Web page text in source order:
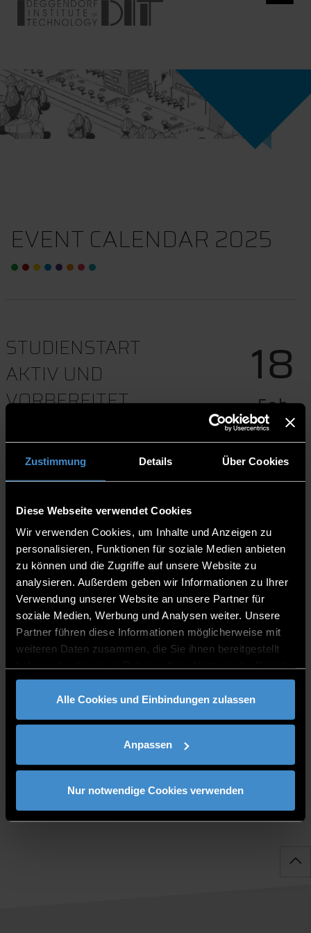
Zustimmung Details Über Cookies
Diese Webseite verwendet Cookies
Wir verwenden Cookies, um Inhalte und Anzeigen zu
personalisieren, Funktionen für soziale Medien anbieten
zu können und die Zugriffe auf unsere Website zu
analysieren. Außerdem geben wir Informationen zu Ihrer
Verwendung unserer Website an unsere Partner für
soziale Medien, Werbung und Analysen weiter. Unsere
Partner führen diese Informationen möglicherweise mit
weiteren Daten zusammen, die Sie ihnen bereitgestellt
gesammelt haben.
Alle Cookies und Einbindungen zulassen
Anpassen
Nur notwendige Cookies verwenden
EVENT CALENDAR 2025
STUDIENSTART
AKTIV UND
VORBEREITET
15:00-16:30
MS TEAMS
Download to event calender
18
Feb
Wir holen euch auf "virtuelle" Art an unsere Hochschule
und sprechen mit euch über Themen wie Bewerbung,
Zulassung, Immatrikulation, Finanzierung, Wohnen. Wir
klären eure Fragen und geben euch Tipps für weitere
Studienorientierungsmöglichkeiten. Zudem erfährst du,
welche Unterstützungsangebote wir für Erstsemester
anbieten.
Contact:
tatjana.peintinger@th-deg.de
Link to the event
Pupils, parents,
Potential
Cooperative